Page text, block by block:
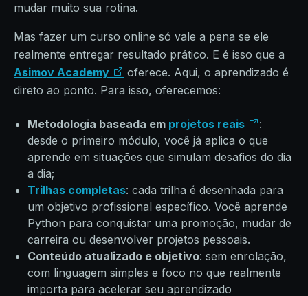
mudar muito sua rotina.
Mas fazer um curso online só vale a pena se ele
realmente entregar resultado prático. E é isso que a
Asimov Academy
oferece. Aqui, o aprendizado é
direto ao ponto. Para isso, oferecemos:
Metodologia baseada em projetos reais
:
desde o primeiro módulo, você já aplica o que
aprende em situações que simulam desafios do dia
a dia;
Trilhas completas: cada trilha é desenhada para
um objetivo profissional específico. Você aprende
Python para conquistar uma promoção, mudar de
carreira ou desenvolver projetos pessoais.
Conteúdo atualizado e objetivo: sem enrolação,
com linguagem simples e foco no que realmente
importa para acelerar seu aprendizado